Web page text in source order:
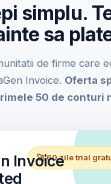
simplu.
sa
de firme care
Invoice. Oferta
50 de conturi
🚀 60 zile trial
Invoice